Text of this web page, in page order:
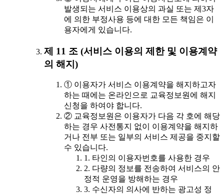
발생되는 서비스 이용상의 과실 또는 제3자
에 의한 부정사용 등에 대한 모든 책임은 이
용자에게 있습니다.
제 11 조 (서비스 이용의 제한 및 이용계약
의 해지)
① 이용자가 서비스 이용계약을 해지하고자
하는 때에는 온라인으로 교육정보원에 해지
신청을 하여야 합니다.
② 교육정보원은 이용자가 다음 각 호에 해당
하는 경우 사전통지 없이 이용계약을 해지하
거나 전부 또는 일부의 서비스 제공을 중지할
수 있습니다.
1. 타인의 이용자번호를 사용한 경우
2. 다량의 정보를 전송하여 서비스의 안
정적 운영을 방해하는 경우
3. 수신자의 의사에 반하는 광고성 정